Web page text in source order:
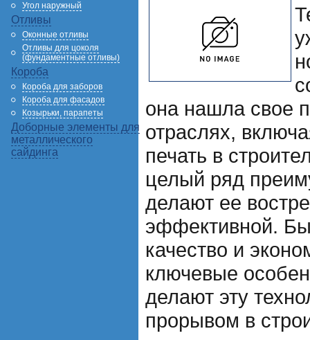
Угол наружный
Отливы
Оконные отливы
Отливы для цоколя
(фундаментные отливы)
Короба
Короба для заборов
Короба для фасадов
Козырьки, парапеты
Доборные элементы для
металлического
сайдинга
она нашла свое
отраслях,
печать в
целый ряд
делают ее
эффективной.
качество и
ключевые
делают эту
прорывом в